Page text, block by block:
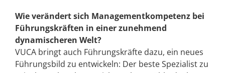
Wie verändert sich Managementkompetenz bei
Führungskräften in einer zunehmend
dynamischeren Welt?
VUCA bringt auch Führungskräfte dazu, ein neues
Führungsbild zu entwickeln: Der beste Spezialist zu